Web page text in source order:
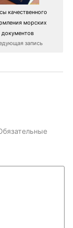
качественного
морских
документов
запись